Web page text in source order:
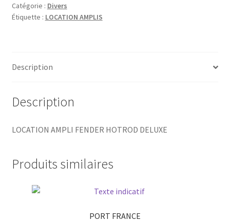
Catégorie : Divers
Étiquette : LOCATION AMPLIS
Description
Description
LOCATION AMPLI FENDER HOTROD DELUXE
Produits similaires
PORT FRANCE